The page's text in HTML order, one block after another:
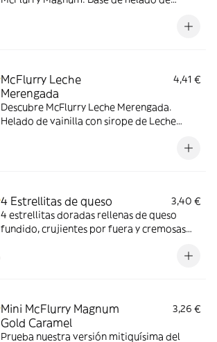
Topping triturado de galleta con perlas y
McFlurry Leche
Merengada
4,41 €
Descubre McFlurry Leche Merengada.
Helado de vainilla con sirope de Leche
ahora y no te quedes sin tus mitiquísimos
4 Estrellitas de queso
3,40 €
4 estrellitas doradas rellenas de queso
fundido, crujientes por fuera y cremosas
Mini McFlurry Magnum
Gold Caramel
3,26 €
Prueba nuestra versión mitiquísima del